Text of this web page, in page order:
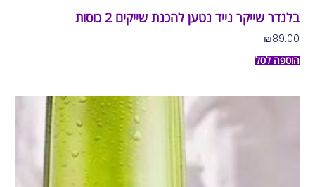
בלנדר שייקר נייד נטען להכנת שייקים 2 כוסות
₪89.00
הוספה לסל